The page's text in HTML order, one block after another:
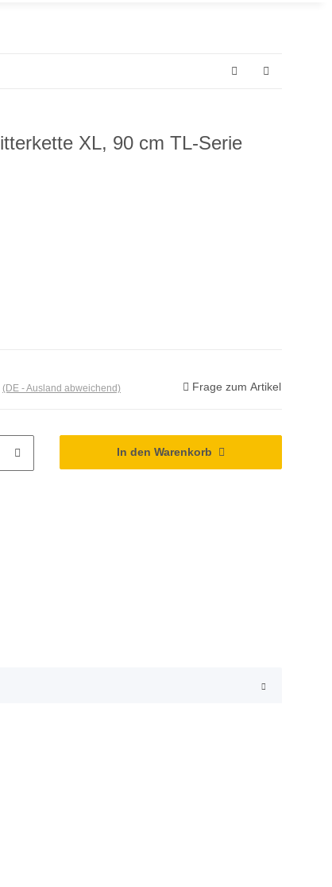
XL, 90 cm TL-Serie
(DE - Ausland abweichend) Frage zum Artikel
In den Warenkorb